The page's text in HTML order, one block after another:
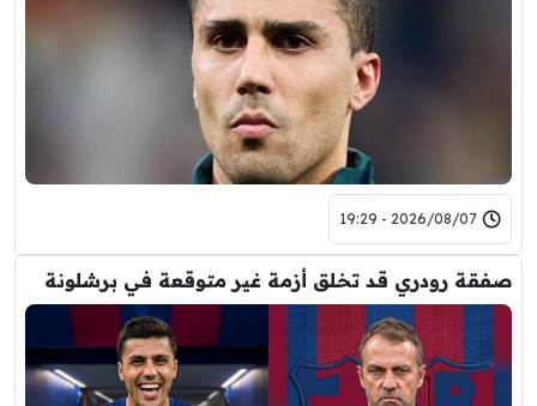
2026/08/07 - 19:29
صفقة رودري قد تخلق أزمة غير متوقعة في برشلونة